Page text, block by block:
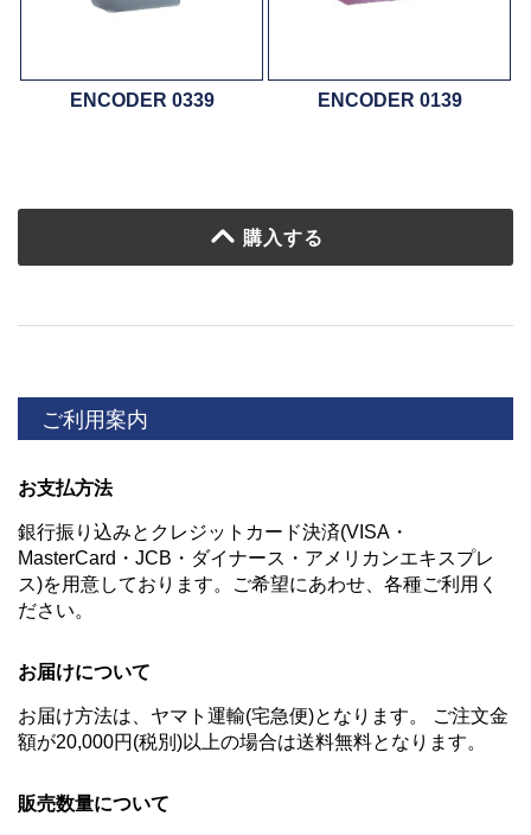
ENCODER 0339 ENCODER 0139
購入する
ご利用案内
お支払方法
銀行振り込みとクレジットカード決済(VISA・
MasterCard・JCB・ダイナース・アメリカンエキスプレ
ス)を用意しております。ご希望にあわせ、各種ご利用く
ださい。
お届けについて
お届け方法は、ヤマト運輸(宅急便)となります。 ご注文金
額が20,000円(税別)以上の場合は送料無料となります。
販売数量について